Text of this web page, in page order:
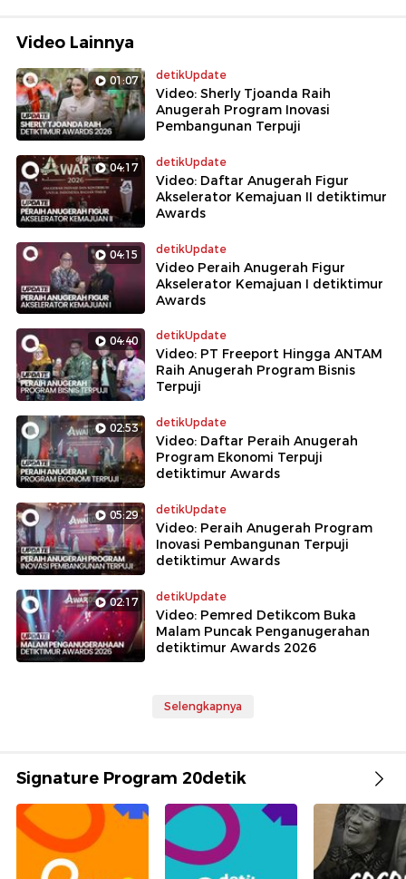
Video Lainnya
01:07 detikUpdate
Video: Sherly Tjoanda Raih
Anugerah Program Inovasi
Pembangunan Terpuji
04:17 detikUpdate
Video: Daftar Anugerah Figur
Akselerator Kemajuan II detiktimur
Awards
04:15 detikUpdate
Video Peraih Anugerah Figur
Akselerator Kemajuan I detiktimur
Awards
04:40 detikUpdate
Video: PT Freeport Hingga ANTAM
Raih Anugerah Program Bisnis
Terpuji
02:53 detikUpdate
Video: Daftar Peraih Anugerah
Program Ekonomi Terpuji
detiktimur Awards
05:29 detikUpdate
Video: Peraih Anugerah Program
Inovasi Pembangunan Terpuji
detiktimur Awards
02:17 detikUpdate
Video: Pemred Detikcom Buka
Malam Puncak Penganugerahan
detiktimur Awards 2026
Selengkapnya
Signature Program 20detik